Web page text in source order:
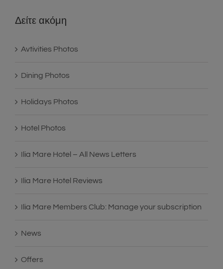
Δείτε ακόμη
Avtivities Photos
Dining Photos
Holidays Photos
Hotel Photos
Ilia Mare Hotel – All News Letters
Ilia Mare Hotel Reviews
Ilia Mare Members Club: Manage your subscription
News
Offers